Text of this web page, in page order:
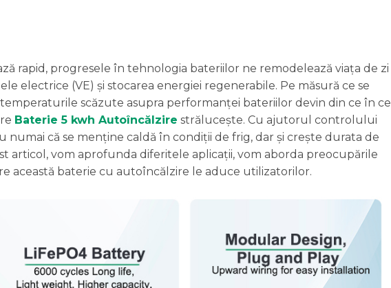
rapid, progresele în tehnologia bateriilor ne remodelează viața de zi
electrice (VE) și stocarea energiei regenerabile. Pe măsură ce se
scăzute asupra performanței bateriilor devin din ce în ce
Baterie 5 kwh Autoîncălzire strălucește. Cu ajutorul controlului
numai că se menține caldă în condiții de frig, dar și crește durata de
articol, vom aprofunda diferitele aplicații, vom aborda preocupările
această baterie cu autoîncălzire le aduce utilizatorilor.